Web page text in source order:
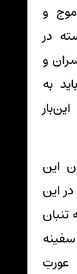
و
در
و
به
این
این
تنبان